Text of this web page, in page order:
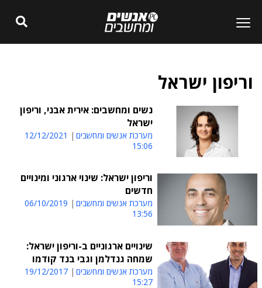
וריפון ישראל
נשים ומחשבים: אירית אבני, וריפון
ישראל
מערכת אנשים ומחשבים
12/12/2021
15:06
וריפון ישראל: שינוי ארגוני ומינויים
חדשים
מערכת אנשים ומחשבים
06/10/2019
13:56
שינויים ארגוניים ב-וריפון ישראל:
שמחה גנדלמן וגבי בנד קודמו
מערכת אנשים ומחשבים
19/12/2017
15:27